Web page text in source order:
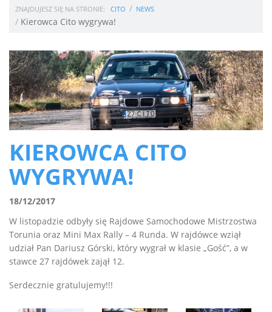
Porady
Kontakt
ZNAJDUJESZ SIĘ NA STRONIE: CITO NEWS
Kierowca Cito wygrywa!
KIEROWCA CITO
WYGRYWA!
18/12/2017
W listopadzie odbyły się Rajdowe Samochodowe Mistrzostwa
Torunia oraz Mini Max Rally – 4 Runda. W rajdówce wziął
udział Pan Dariusz Górski, który wygrał w klasie „Gość”, a w
stawce 27 rajdówek zajął 12.
Serdecznie gratulujemy!!!